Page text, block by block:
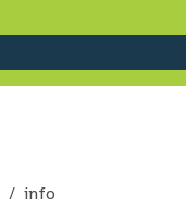
info